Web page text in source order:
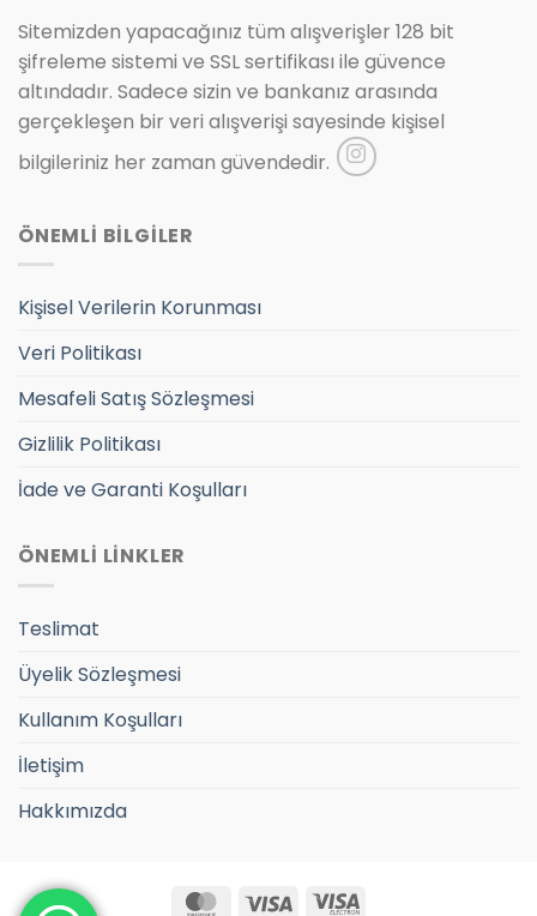
Sitemizden yapacağınız tüm alışverişler 128 bit
şifreleme sistemi ve SSL sertifikası ile güvence
altındadır. Sadece sizin ve bankanız arasında
gerçekleşen bir veri alışverişi sayesinde kişisel
bilgileriniz her zaman güvendedir.
ÖNEMLİ BİLGİLER
Kişisel Verilerin Korunması
Veri Politikası
Mesafeli Satış Sözleşmesi
Gizlilik Politikası
İade ve Garanti Koşulları
ÖNEMLİ LİNKLER
Teslimat
Üyelik Sözleşmesi
Kullanım Koşulları
İletişim
Hakkımızda
MasterCard
Visa Visa